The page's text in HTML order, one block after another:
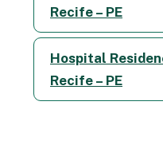
Recife – PE
Hospital
Recife – PE